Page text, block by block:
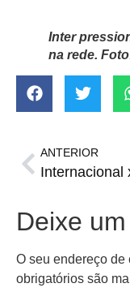
Inter
na rede.
ANTERIOR
Deixe
O seu endereço de
obrigatórios são